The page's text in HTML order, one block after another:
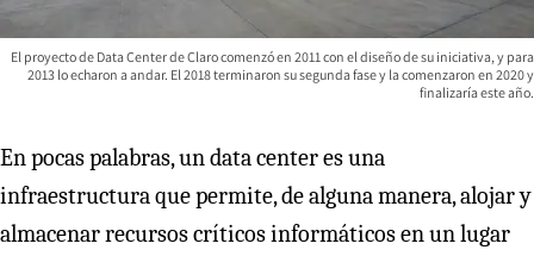
El proyecto de Data Center de Claro comenzó en 2011 con el diseño de su iniciativa, y para
2013 lo echaron a andar. El 2018 terminaron su segunda fase y la comenzaron en 2020 y
finalizaría este año.
En pocas palabras, un data center es una
infraestructura que permite, de alguna manera, alojar y
almacenar recursos críticos informáticos en un lugar